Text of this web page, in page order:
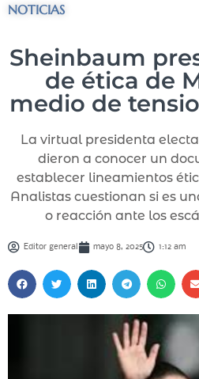
NOTICIAS
Sheinbaum
de ética de
medio de
La virtual presidenta
dieron a conocer un
establecer lineamientos
Analistas cuestionan si es
o reacción ante los
Editor general mayo 8, 2025 1:12 am